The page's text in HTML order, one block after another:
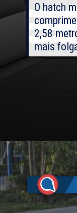
O hatch
2,58
mais
O hatch
2,58
mais